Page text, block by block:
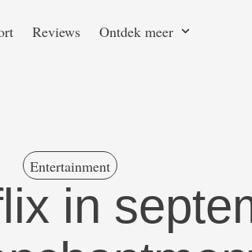
Reviews Ontdek meer
Entertainment
in